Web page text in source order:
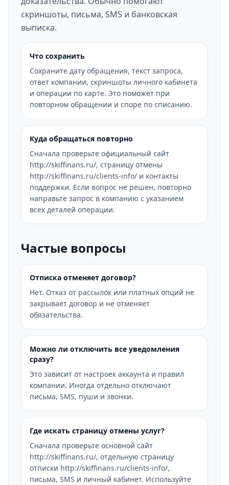
скриншоты, письма, SMS и банковская
выписка.
Что сохранить
Сохраните дату обращения, текст запроса,
ответ компании, скриншоты личного кабинета
и операции по карте. Это поможет при
повторном обращении и споре по списанию.
Куда обращаться повторно
Сначала проверьте официальный сайт
http://skiffinans.ru/, страницу отмены
http://skiffinans.ru/clients-info/ и контакты
поддержки. Если вопрос не решен, повторно
направьте запрос в компанию с указанием
всех деталей операции.
Частые вопросы
Отписка отменяет договор?
Нет. Отказ от рассылок или платных опций не
закрывает договор и не отменяет
обязательства.
Можно ли отключить все уведомления
сразу?
Это зависит от настроек аккаунта и правил
компании. Иногда отдельно отключают
письма, SMS, пуши и звонки.
Где искать страницу отмены услуг?
Сначала проверьте основной сайт
http://skiffinans.ru/, отдельную страницу
отписки http://skiffinans.ru/clients-info/,
письма, SMS и личный кабинет. Используйте